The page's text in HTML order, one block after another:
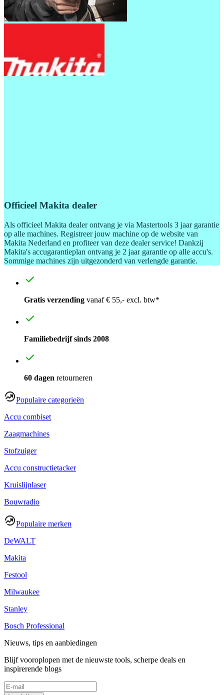
Officieel Makita dealer
Als officieel Makita dealer ontvang je via Mastertools 3 jaar garantie
op alle machines. Registreer jouw machine op de website van
Makita Nederland en profiteer van deze dealer service! Dankzij
Makita's accugarantieplan ontvang je 2 jaar garantie op alle accu's.
Sommige machines zijn uitgezonderd van verlengde garantie.
Gratis verzending vanaf € 55,- excl. btw*
Familiebedrijf sinds 2008
60 dagen retourneren
Populaire categorieën
Accu combiset
Zaagmachines
Stofzuiger
Accu constructietacker
Kruislijnlaser
Bouwradio
Populaire merken
DeWALT
Makita
Festool
Milwaukee
Stanley
Bosch Professional
Nieuws, tips en aanbiedingen
Blijf vooroplopen met de nieuwste tools, scherpe deals en
inspirerende blogs